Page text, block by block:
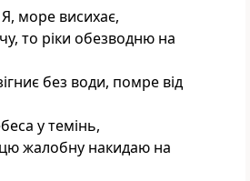
море висихає,
то ріки обезводню на
без води, помре від
у темінь,
жалобну накидаю на